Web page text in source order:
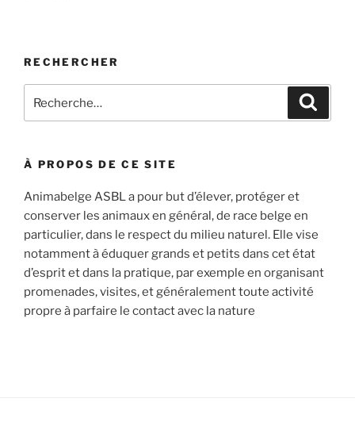
RECHERCHER
pour
À PROPOS DE CE SITE
Animabelge ASBL a pour but d’élever, protéger et
conserver les animaux en général, de race belge en
particulier, dans le respect du milieu naturel. Elle vise
notamment à éduquer grands et petits dans cet état
d’esprit et dans la pratique, par exemple en organisant
promenades, visites, et généralement toute activité
propre à parfaire le contact avec la nature